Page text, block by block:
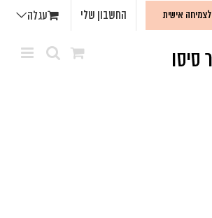
אישית החשבון שלי עגלה